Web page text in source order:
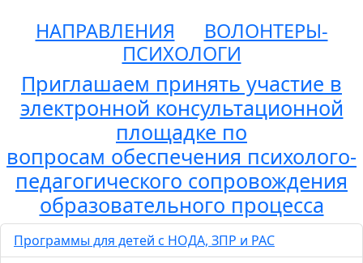
НАПРАВЛЕНИЯ
ВОЛОНТЕРЫ-
ПСИХОЛОГИ
Приглашаем принять участие в
электронной консультационной
площадке по
вопросам обеспечения психолого-
педагогического сопровождения
образовательного процесса
Программы для детей с НОДА, ЗПР и РАС